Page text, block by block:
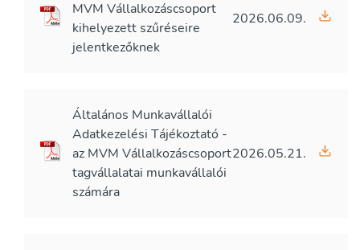
MVM Vállalkozáscsoport
kihelyezett szűréseire
jelentkezőknek
2026.06.09.
Általános Munkavállalói
Adatkezelési Tájékoztató -
az MVM Vállalkozáscsoport
tagvállalatai munkavállalói
számára
2026.05.21.